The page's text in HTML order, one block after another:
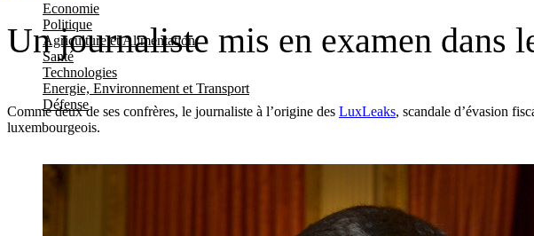
Economie
Politique
Agriculture et Alimentation
Santé
Technologies
Energie, Environnement et Transport
Défense
Un journaliste mis en examen dans
Comme deux de ses confrères, le journaliste à l’origine des LuxLeaks, scandale d’évasion
luxembourgeois.